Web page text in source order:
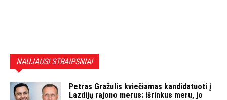
NAUJAUSI STRAIPSNIAI
Petras Gražulis kviečiamas kandidatuoti į
Lazdijų rajono merus: išrinkus meru, jo